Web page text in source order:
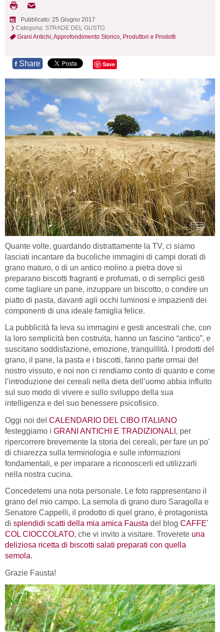
Pubblicato: 25 Giugno 2017
Categoria: STRADE DEL GUSTO
Grani Antichi,Approfondimento Storico, Produttori e Prodotti
f Share Save
Quante volte, guardando distrattamente la TV, ci siamo
lasciati incantare da bucoliche immagini di campi dorati di
grano maturo, o di un antico molino a pietra dove si
preparano biscotti fragranti e profumati, o di semplici gesti
come tagliare un pane, inzuppare un biscotto, o condire un
piatto di pasta, davanti agli occhi luminosi e impazienti dei
componenti di una ideale famiglia felice.
La pubblicità fa leva su immagini e gesti ancestrali che, con
la loro semplicità ben costruita, hanno un fascino “antico”, e
suscitano soddisfazione, emozione, tranquillità. I prodotti del
grano, il pane, la pasta e i biscotti, fanno parte ormai del
nostro vissuto, e noi non ci rendiamo conto di quanto e come
l’introduzione dei cereali nella dieta dell’uomo abbia influito
sul suo modo di vivere e sullo sviluppo della sua
intelligenza e del suo benessere psicofisico.
Oggi noi del CALENDARIO DEL CIBO ITALIANO
festeggiamo i GRANI ANTICHI E TRADIZIONALI , per
ripercorrere brevemente la storia dei cereali, per fare un po'
di chiarezza sulla terminologia e sulle informazioni
fondamentali, e per imparare a riconoscerli ed utilizzarli
nella nostra cucina.
Concedetemi una nota personale. Le foto rappresentano il
grano del mio campo. La semola di grano duro Saragolla e
Senatore Cappelli, il prodotto di quel grano, è protagonista
di splendidi scatti della mia amica Fausta del blog CAFFE'
COL CIOCCOLATO, che vi invito a visitare. Troverete una
deliziosa ricetta di biscotti salati preparati con quella
semola.
Grazie Fausta!